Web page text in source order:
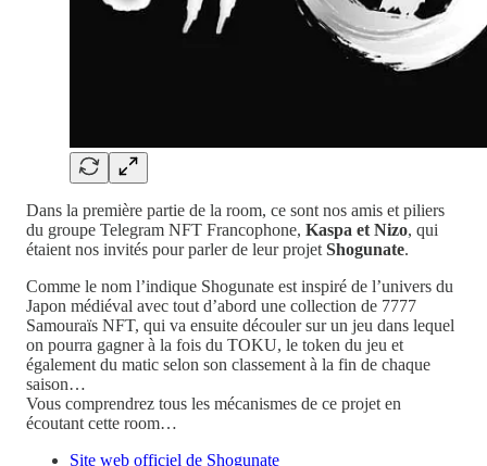
Dans la première partie de la room, ce sont nos amis et piliers
du groupe Telegram NFT Francophone, Kaspa et Nizo, qui
étaient nos invités pour parler de leur projet Shogunate.
Comme le nom l’indique Shogunate est inspiré de l’univers du
Japon médiéval avec tout d’abord une collection de 7777
Samouraïs NFT, qui va ensuite découler sur un jeu dans lequel
on pourra gagner à la fois du TOKU, le token du jeu et
également du matic selon son classement à la fin de chaque
saison…
Vous comprendrez tous les mécanismes de ce projet en
écoutant cette room…
Site web officiel de Shogunate